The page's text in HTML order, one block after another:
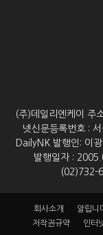
(주)데일리엔케이 주
넷신문등록번호 :
DailyNK 발행인: 이
발행일자 :
(02)732-
회사소개 알립니
저작권규약
인터